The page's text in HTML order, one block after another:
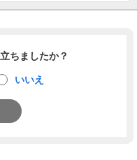
ちましたか？
いいえ